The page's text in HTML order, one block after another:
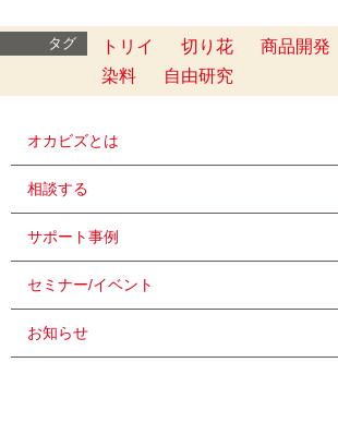
タグ トリイ 切り花 商品開発
染料
自由研究
オカビズとは
相談する
サポート事例
セミナー/イベント
お知らせ